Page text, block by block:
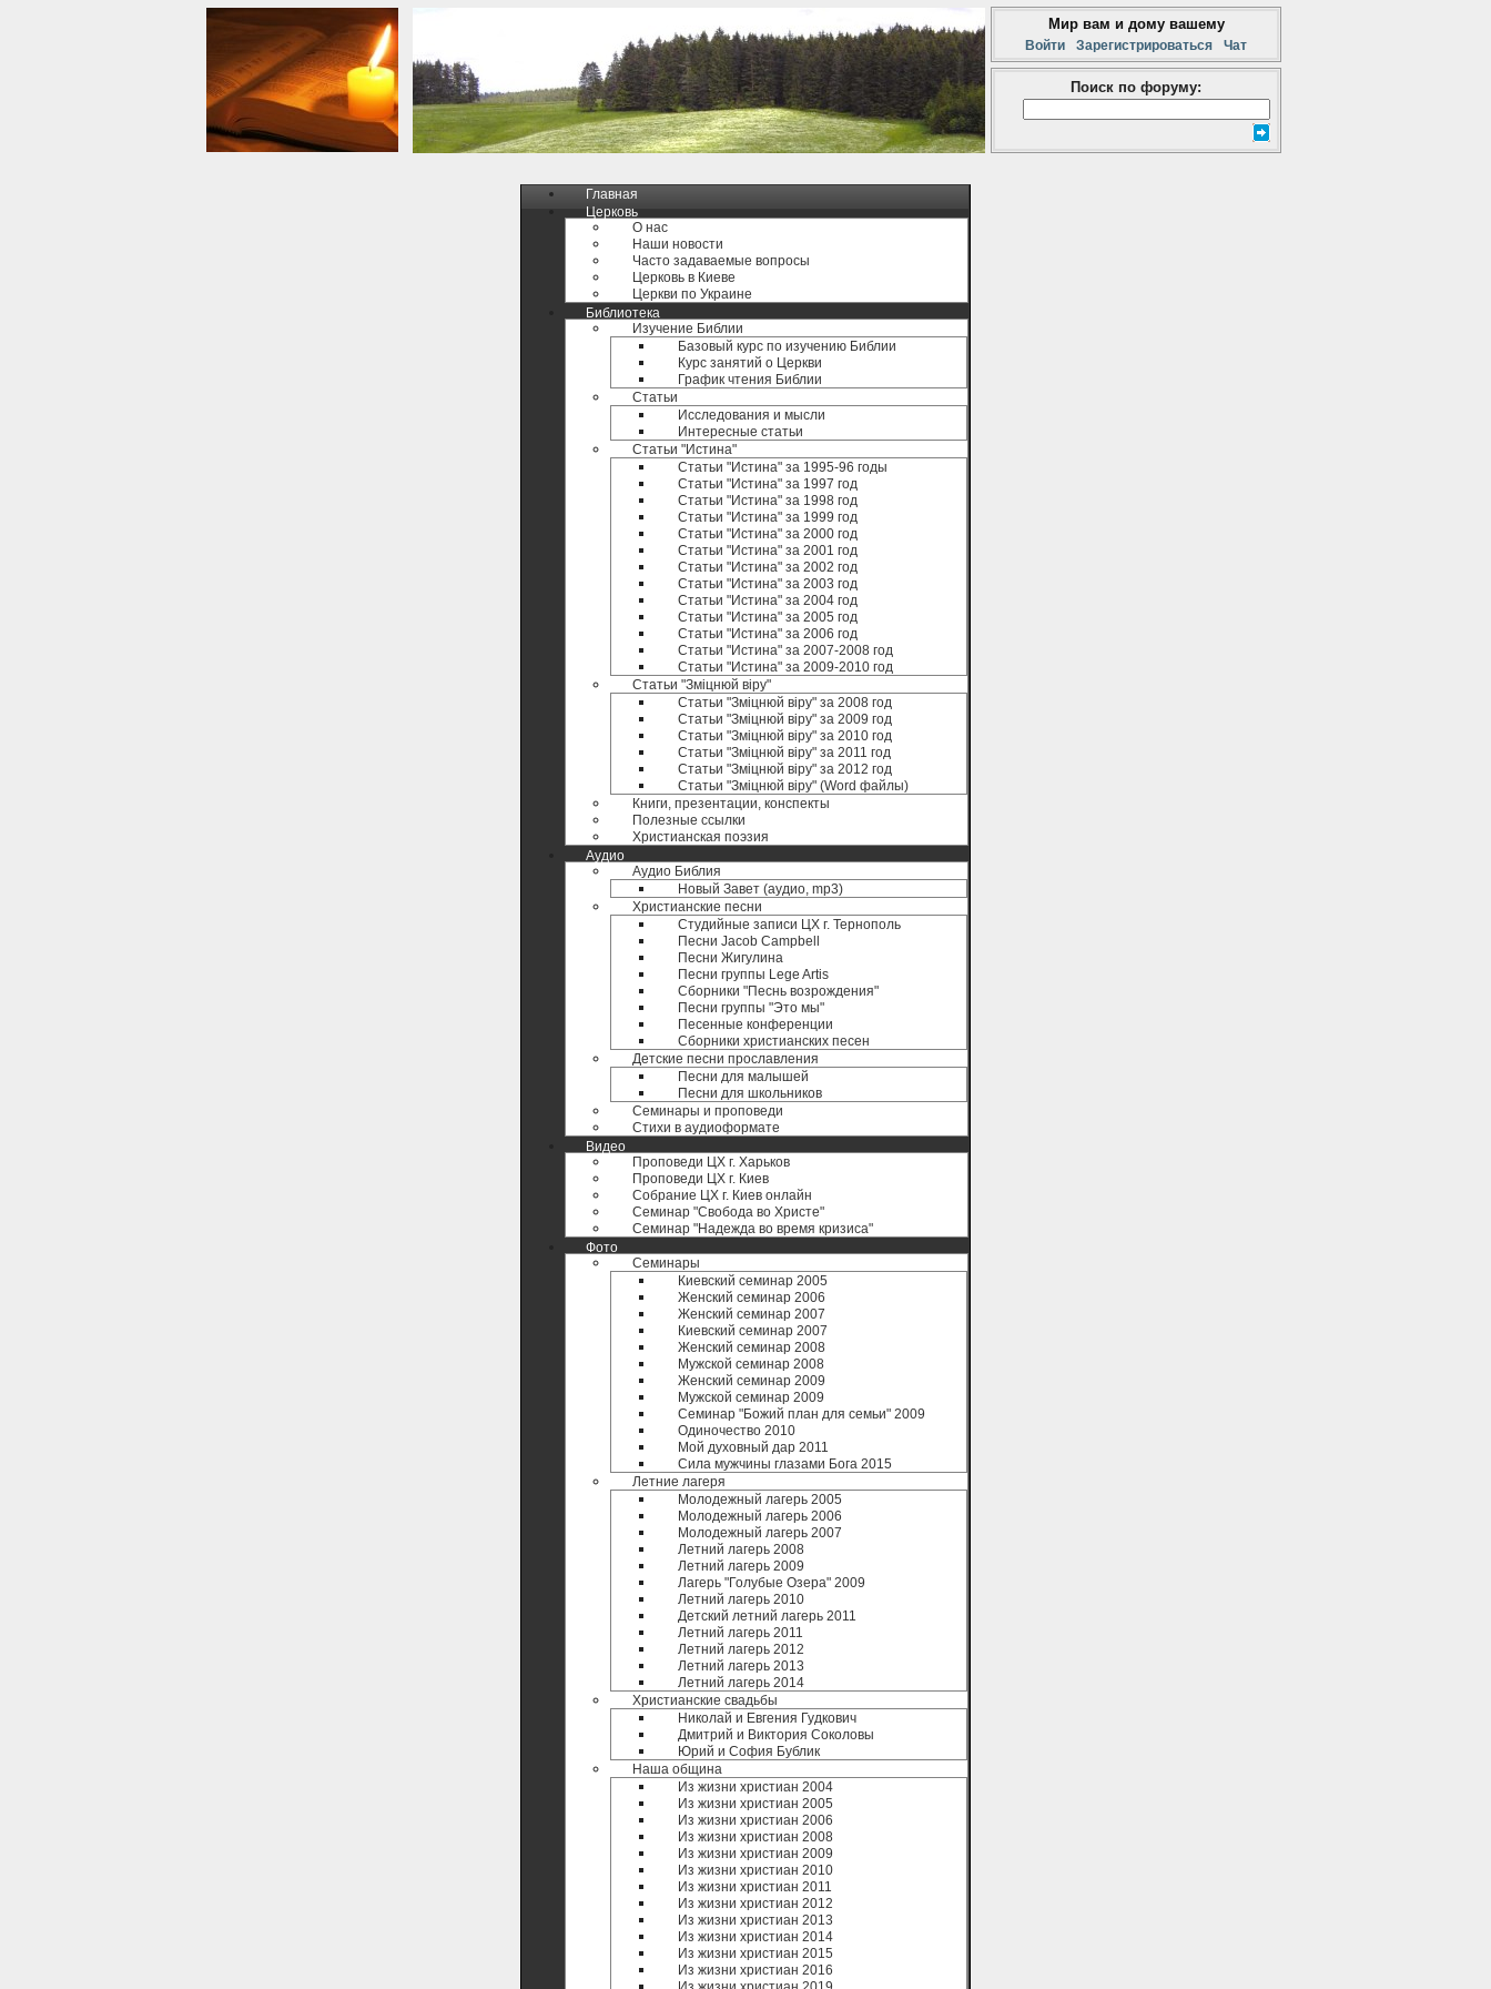
Мир вам и дому вашему
Войти Зарегистрироваться Чат
Поиск по форуму:
Главная
Церковь
О нас
Наши новости
Часто задаваемые вопросы
Церковь в Киеве
Церкви по Украине
Библиотека
Изучение Библии
Базовый курс по изучению Библии
Курс занятий о Церкви
График чтения Библии
Статьи
Исследования и мысли
Интересные статьи
Статьи "Истина"
Статьи "Истина" за 1995-96 годы
Статьи "Истина" за 1997 год
Статьи "Истина" за 1998 год
Статьи "Истина" за 1999 год
Статьи "Истина" за 2000 год
Статьи "Истина" за 2001 год
Статьи "Истина" за 2002 год
Статьи "Истина" за 2003 год
Статьи "Истина" за 2004 год
Статьи "Истина" за 2005 год
Статьи "Истина" за 2006 год
Статьи "Истина" за 2007-2008 год
Статьи "Истина" за 2009-2010 год
Статьи "Зміцнюй віру"
Статьи "Зміцнюй віру" за 2008 год
Статьи "Зміцнюй віру" за 2009 год
Статьи "Зміцнюй віру" за 2010 год
Статьи "Зміцнюй віру" за 2011 год
Статьи "Зміцнюй віру" за 2012 год
Статьи "Зміцнюй віру" (Word файлы)
Книги, презентации, конспекты
Полезные ccылки
Христианская поэзия
Аудио
Аудио Библия
Новый Завет (аудио, mp3)
Христианские песни
Студийные записи ЦХ г. Тернополь
Песни Jacob Campbell
Песни Жигулина
Песни группы Lege Artis
Сборники "Песнь возрождения"
Песни группы "Это мы"
Песенные конференции
Сборники христианских песен
Детские песни прославления
Песни для малышей
Песни для школьников
Семинары и проповеди
Стихи в аудиоформате
Видео
Проповеди ЦХ г. Харьков
Проповеди ЦХ г. Киев
Собрание ЦХ г. Киев онлайн
Семинар "Свобода во Христе"
Семинар "Надежда во время кризиса"
Фото
Семинары
Киевский семинар 2005
Женский семинар 2006
Женский семинар 2007
Киевский семинар 2007
Женский семинар 2008
Мужской семинар 2008
Женский семинар 2009
Мужской семинар 2009
Семинар "Божий план для семьи" 2009
Одиночество 2010
Мой духовный дар 2011
Сила мужчины глазами Бога 2015
Летние лагеря
Молодежный лагерь 2005
Молодежный лагерь 2006
Молодежный лагерь 2007
Летний лагерь 2008
Летний лагерь 2009
Лагерь "Голубые Озера" 2009
Летний лагерь 2010
Детский летний лагерь 2011
Летний лагерь 2011
Летний лагерь 2012
Летний лагерь 2013
Летний лагерь 2014
Христианские свадьбы
Николай и Евгения Гудкович
Дмитрий и Виктория Соколовы
Юрий и София Бублик
Наша община
Из жизни христиан 2004
Из жизни христиан 2005
Из жизни христиан 2006
Из жизни христиан 2008
Из жизни христиан 2009
Из жизни христиан 2010
Из жизни христиан 2011
Из жизни христиан 2012
Из жизни христиан 2013
Из жизни христиан 2014
Из жизни христиан 2015
Из жизни христиан 2016